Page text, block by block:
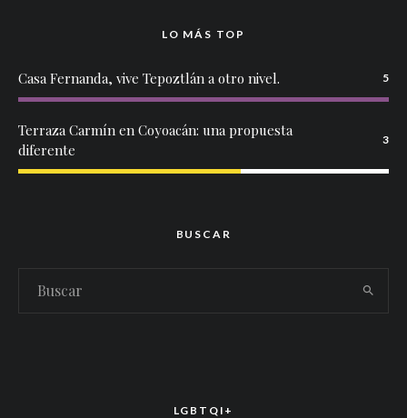
LO MÁS TOP
Casa Fernanda, vive Tepoztlán a otro nivel. 5
Terraza Carmín en Coyoacán: una propuesta
diferente
3
BUSCAR
LGBTQI+